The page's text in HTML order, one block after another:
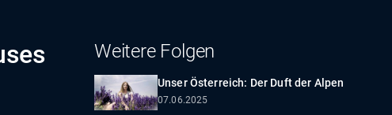
Weitere Folgen
Unser Österreich: Der Duft der Alpen
07.06.2025